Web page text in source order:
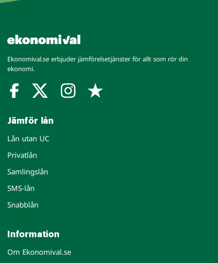
Ekonomival.se erbjuder jämförelsetjänster för allt som rör din
ekonomi.
Jämför lån
Lån utan UC
Privatlån
Samlingslån
SMS-lån
Snabblån
Information
Om Ekonomival.se